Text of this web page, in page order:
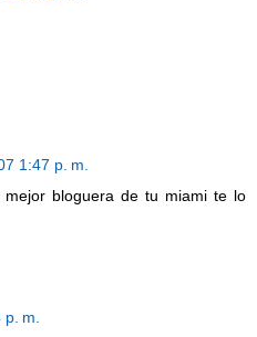
1:47 p. m.
mejor bloguera de tu miami te lo
m.